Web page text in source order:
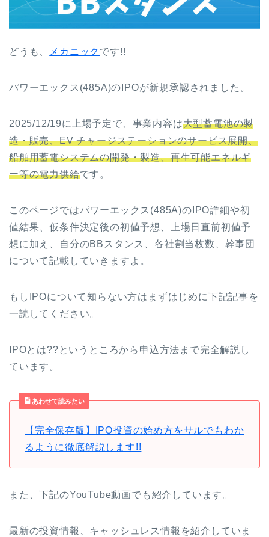
どうも、 メカニック です!!
パワーエックス(485A)のIPOが新規承認されました。
2025/12/19に上場予定で、事業内容は大型蓄電池の製
造・販売、EV チャージステーションのサービス展開、
船舶用蓄電システムの開発・製造、再生可能エネルギ
ー等の電力供給です。
このページではパワーエックス(485A)のIPO詳細や初
値結果、仮条件決定後の初値予想、上場日直前初値予
想に加え、自分のBBスタンス、各社割当枚数、幹事団
について記載していきますよ。
もしIPOについて知らない方はまずはじめに下記記事を
一読してください。
IPOとは??というところから申込方法まで完全解説し
ています。
あわせて読みたい
【完全保存版】IPO投資の始め方をサルでもわか
るように徹底解説します!!
また、下記のYouTube動画でも紹介しています。
最新の投資情報、キャッシュレス情報を紹介していま